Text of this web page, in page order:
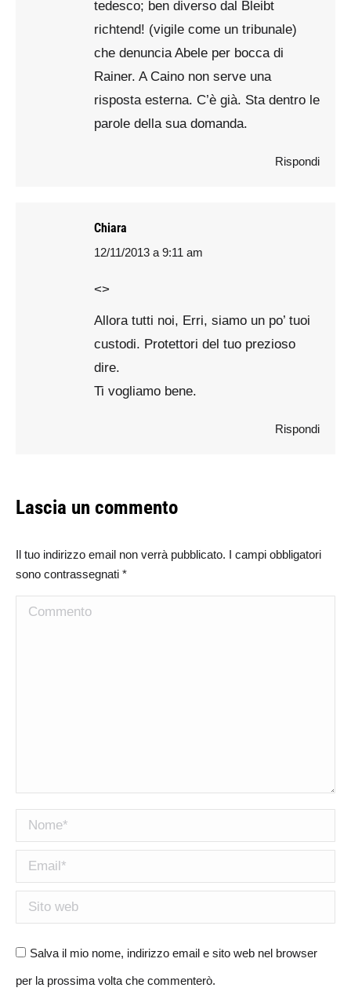
tedesco; ben diverso dal Bleibt
richtend! (vigile come un tribunale)
che denuncia Abele per bocca di
Rainer. A Caino non serve una
risposta esterna. C’è già. Sta dentro le
parole della sua domanda.
Rispondi
Chiara
says:
12/11/2013 a 9:11 am
<>
Allora tutti noi, Erri, siamo un po’ tuoi
custodi. Protettori del tuo prezioso
dire.
Ti vogliamo bene.
Rispondi
Lascia un commento
Il tuo indirizzo email non verrà pubblicato. I campi obbligatori
sono contrassegnati *
Commento
Nome *
Email *
Sito web
Salva il mio nome, indirizzo email e sito web nel browser
per la prossima volta che commenterò.